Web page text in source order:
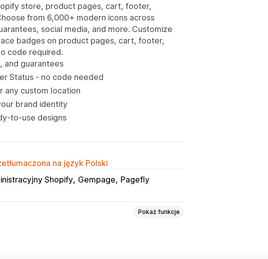
store, product pages, cart, footer,
from 6,000+ modern icons across
social media, and more. Customize
badges on product pages, cart, footer,
code required.
and guarantees
Status - no code needed
any custom location
brand identity
to-use designs
na język Polski
Shopify Gempage Pagefly
Pokaż funkcje